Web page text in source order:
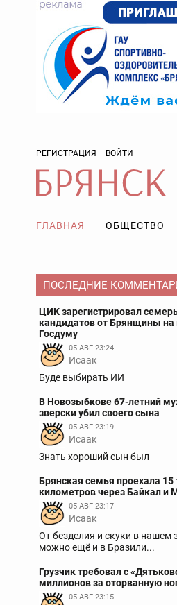
РЕГИСТРАЦИЯ ВОЙТИ
ГЛАВНАЯ ОБЩЕСТВО
ПОСЛЕДНИЕ
ЦИК зарегистрировал
кандидатов от Брянщины
Госдуму
05 АВГ 23:24
Исаак
Буде выбирать ИИ
В Новозыбкове 67-летний
зверски убил своего сына
05 АВГ 23:19
Исаак
Знать хороший сын был
Брянская семья проехала 15
километров через Байкал и
05 АВГ 23:17
Исаак
От безделия и скуки в нашем
можно ещё и в Бразили...
Грузчик требовал с
миллионов за оторванную
05 АВГ 23:15